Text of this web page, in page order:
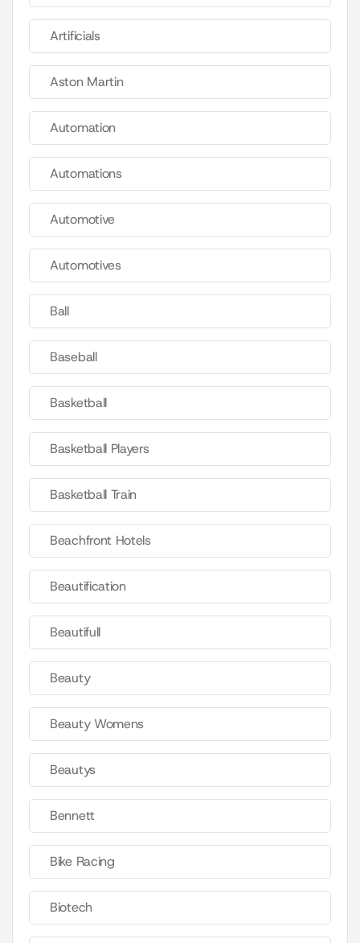
Artificials
Aston Martin
Automation
Automations
Automotive
Automotives
Ball
Baseball
Basketball
Basketball Players
Basketball Train
Beachfront Hotels
Beautification
Beautifull
Beauty
Beauty Womens
Beautys
Bennett
Bike Racing
Biotech